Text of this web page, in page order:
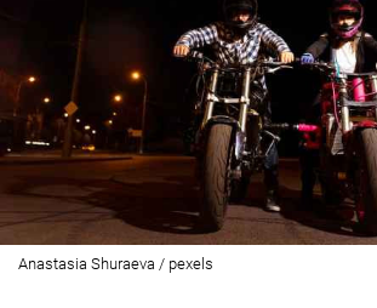
Anastasia Shuraeva / pexels